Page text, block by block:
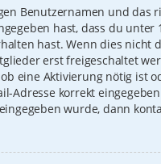
Benutzernamen und das
hast, dass du unter
hast. Wenn dies nicht
erst freigeschaltet
eine Aktivierung nötig ist
Adresse korrekt
wurde, dann